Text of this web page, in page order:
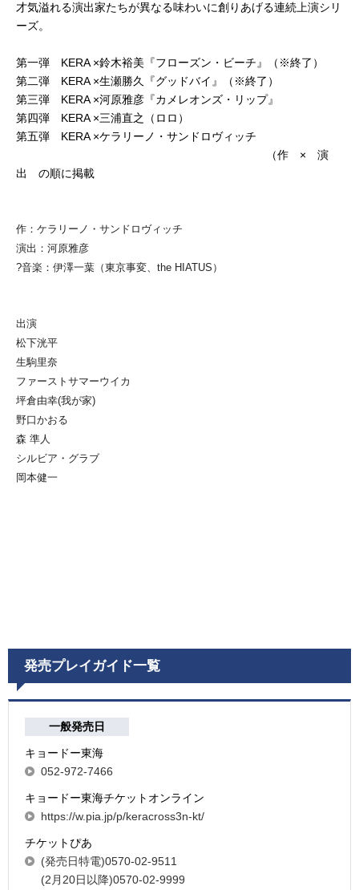
才気溢れる演出家たちが異なる味わいに創りあげる連続上演シリ
ーズ。
第一弾 KERA ×鈴木裕美『フローズン・ビーチ』（※終了）
第二弾 KERA ×生瀬勝久『グッドバイ』（※終了）
第三弾 KERA ×河原雅彦『カメレオンズ・リップ』
第四弾 KERA ×三浦直之（ロロ）
第五弾 KERA ×ケラリーノ・サンドロヴィッチ
（作 × 演
出 の順に掲載
作：ケラリーノ・サンドロヴィッチ
演出：河原雅彦
?音楽：伊澤一葉（東京事変、the HIATUS）
出演
松下洸平
生駒里奈
ファーストサマーウイカ
坪倉由幸(我が家)
野口かおる
森 準人
シルビア・グラブ
岡本健一
発売プレイガイド一覧
一般発売日
キョードー東海
052-972-7466
キョードー東海チケットオンライン
https://w.pia.jp/p/keracross3n-kt/
チケットぴあ
(発売日特電)0570-02-9511
(2月20日以降)0570-02-9999